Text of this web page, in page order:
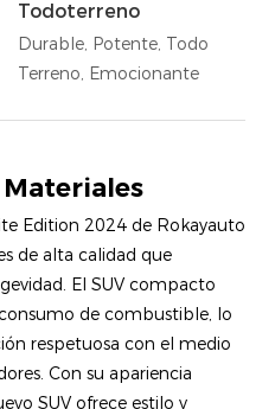
Todoterreno
Durable, Potente, Todo
Terreno, Emocionante
Edition 2024 de Rokayauto
de alta calidad que
El SUV compacto
de combustible, lo
respetuosa con el medio
Con su apariencia
SUV ofrece estilo y